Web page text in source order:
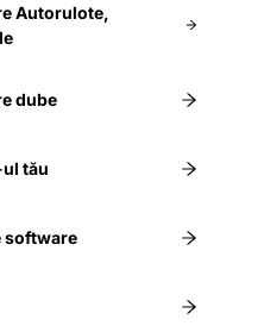
Autorulote,
dube
tău
software